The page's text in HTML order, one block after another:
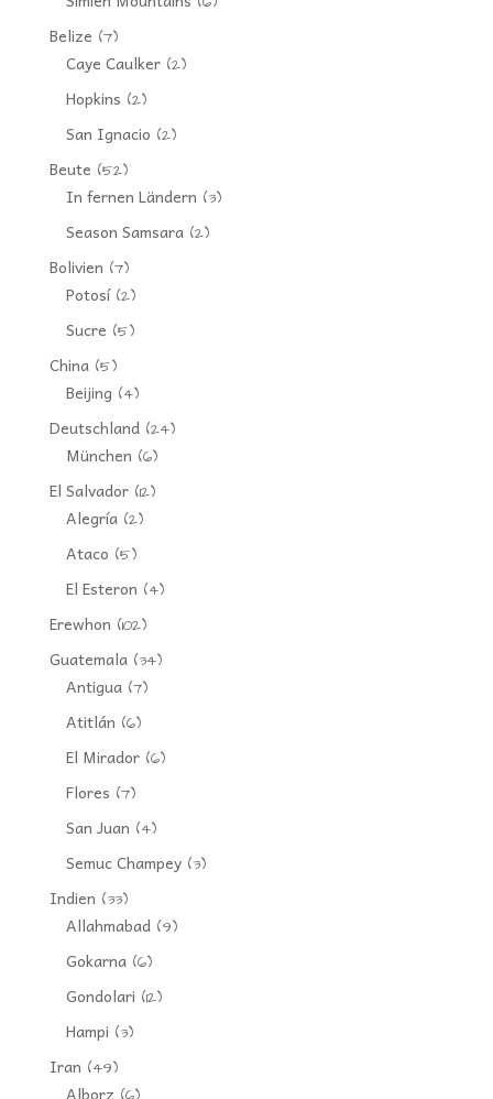
Belize (7)
Caye Caulker(2)
Hopkins (2)
San Ignacio (2)
Beute (52)
In fernen Ländern (3)
Season Samsara(2)
Bolivien (7)
Potosí(2)
Sucre (5)
China(5)
Beijing (4)
Deutschland(24)
München (6)
El Salvador(12)
Alegría(2)
Ataco (5)
El Esteron (4)
Erewhon (102)
Guatemala(34)
Antigua(7)
Atitlán (6)
El Mirador(6)
Flores (7)
San Juan (4)
Semuc Champey(3)
Indien (33)
Allahmabad(9)
Gokarna(6)
Gondolari (12)
Hampi (3)
Iran (49)
Alborz